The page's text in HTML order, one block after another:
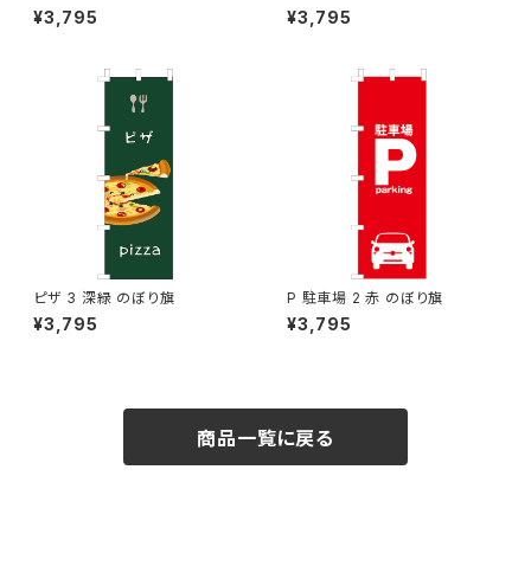
¥3,795
ェ コーヒー 2 のぼり旗
¥3,795
ピザ 3 深緑 のぼり旗
¥3,795
P 駐車場 2 赤 のぼり旗
¥3,795
商品一覧に戻る